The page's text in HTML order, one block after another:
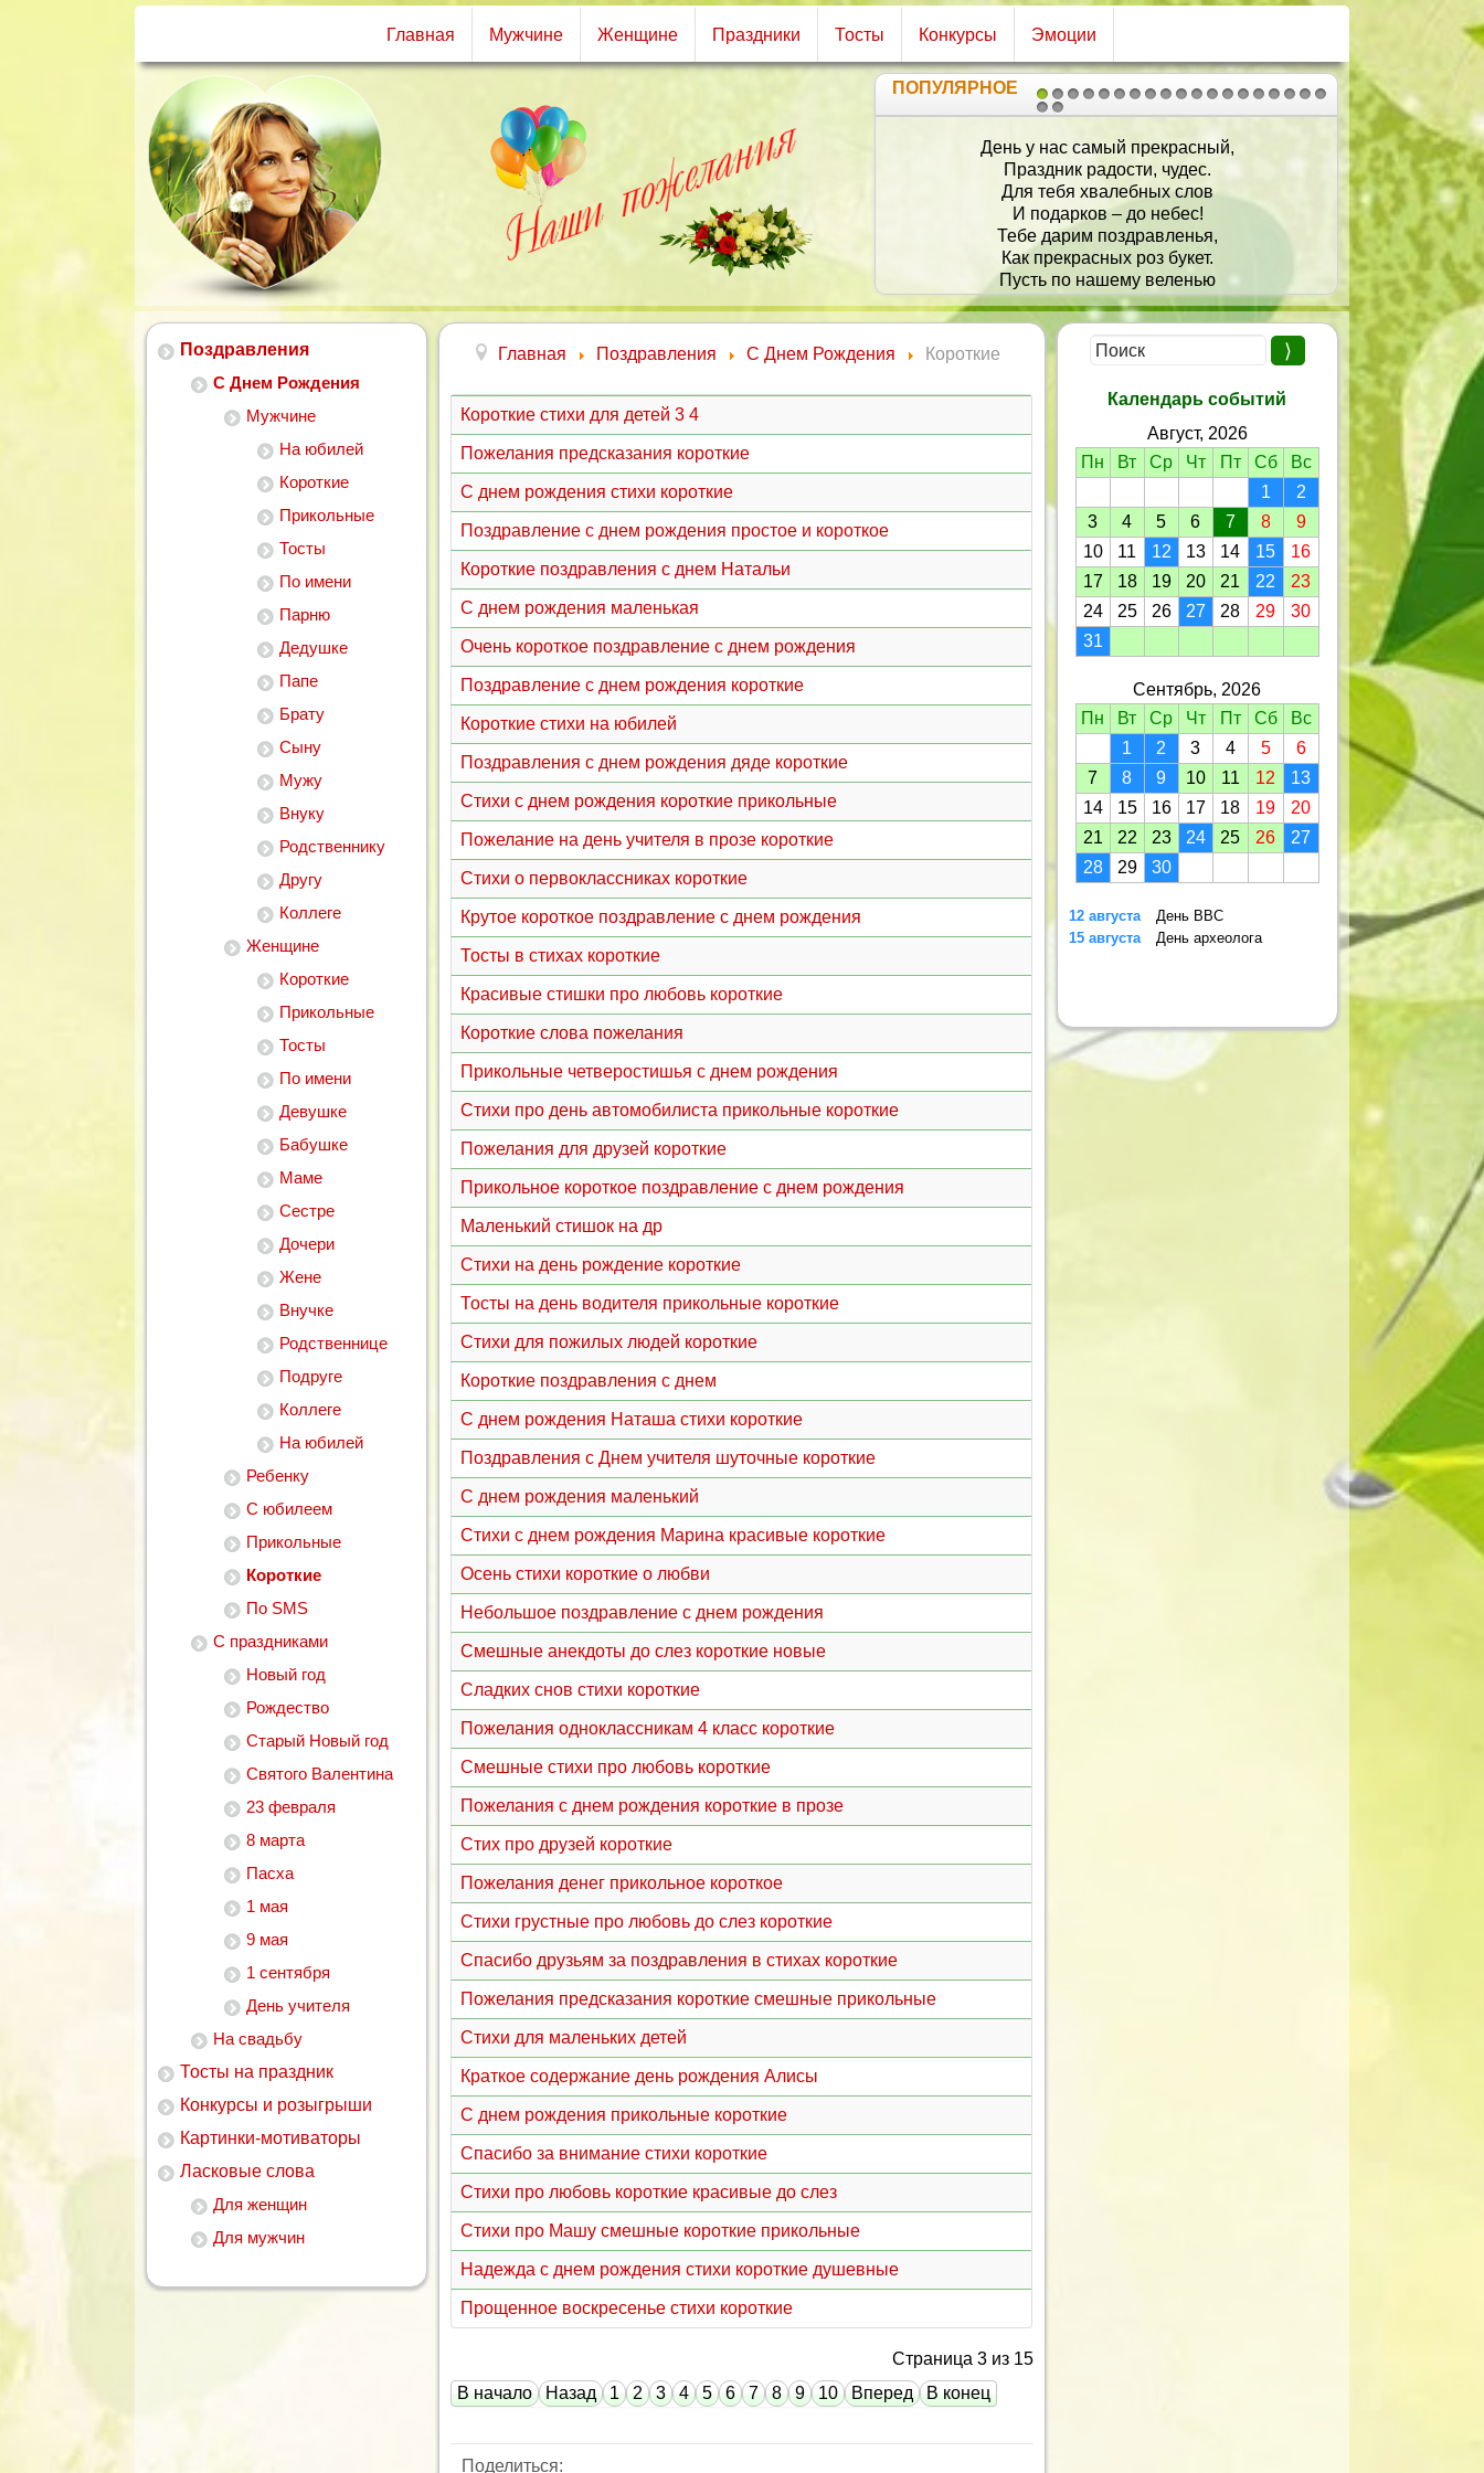
Главная Мужчине Женщине Праздники Тосты Конкурсы Эмоции
1 2
2021
ПОПУЛЯРНОЕ
День у нас самый прекрасный,
Праздник радости, чудес.
Для тебя хвалебных слов
И подарков – до небес!
Тебе дарим поздравленья,
Как прекрасных роз букет.
Пусть по нашему веленью
Радует тебя весь свет!
Пусть сбываются мечтанья,
Будут счастье и любовь!
Исполняются желанья
Сладко будоража кровь!
Пусть
Пусть
Пусть
Пусть
Поздравления
С Днем Рождения
Мужчине
На юбилей
Короткие
Прикольные
Тосты
По имени
Парню
Дедушке
Папе
Брату
Сыну
Мужу
Внуку
Родственнику
Другу
Коллеге
Женщине
Короткие
Прикольные
Тосты
По имени
Девушке
Бабушке
Маме
Сестре
Дочери
Жене
Внучке
Родственнице
Подруге
Коллеге
На юбилей
Ребенку
С юбилеем
Прикольные
Короткие
По SMS
С праздниками
Новый год
Рождество
Старый Новый год
Святого Валентина
23 февраля
8 марта
Пасха
1 мая
9 мая
1 сентября
День учителя
На свадьбу
Тосты на праздник
Конкурсы и розыгрыши
Картинки-мотиваторы
Ласковые слова
Для женщин
Для мужчин
Главная Поздравления С Днем Рождения Короткие
Короткие стихи для детей 3 4
Пожелания предсказания короткие
С днем рождения стихи короткие
Поздравление с днем рождения простое и короткое
Короткие поздравления с днем Натальи
С днем рождения маленькая
Очень короткое поздравление с днем рождения
Поздравление с днем рождения короткие
Короткие стихи на юбилей
Поздравления с днем рождения дяде короткие
Стихи с днем рождения короткие прикольные
Пожелание на день учителя в прозе короткие
Стихи о первоклассниках короткие
Крутое короткое поздравление с днем рождения
Тосты в стихах короткие
Красивые стишки про любовь короткие
Короткие слова пожелания
Прикольные четверостишья с днем рождения
Стихи про день автомобилиста прикольные короткие
Пожелания для друзей короткие
Прикольное короткое поздравление с днем рождения
Маленький стишок на др
Стихи на день рождение короткие
Тосты на день водителя прикольные короткие
Стихи для пожилых людей короткие
Короткие поздравления с днем
С днем рождения Наташа стихи короткие
Поздравления с Днем учителя шуточные короткие
С днем рождения маленький
Стихи с днем рождения Марина красивые короткие
Осень стихи короткие о любви
Небольшое поздравление с днем рождения
Смешные анекдоты до слез короткие новые
Сладких снов стихи короткие
Пожелания одноклассникам 4 класс короткие
Смешные стихи про любовь короткие
Пожелания с днем рождения короткие в прозе
Стих про друзей короткие
Пожелания денег прикольное короткое
Стихи грустные про любовь до слез короткие
Спасибо друзьям за поздравления в стихах короткие
Пожелания предсказания короткие смешные прикольные
Стихи для маленьких детей
Краткое содержание день рождения Алисы
С днем рождения прикольные короткие
Спасибо за внимание стихи короткие
Стихи про любовь короткие красивые до слез
Стихи про Машу смешные короткие прикольные
Надежда с днем рождения стихи короткие душевные
Прощенное воскресенье стихи короткие
Страница 3 из 15
В начало
Назад 1 2 3 4 5 6 7 8 9 10 Вперед В конец
Поделиться:
Календарь событий
Август, 2026
Пн
Вт Ср Чт Пт Сб
Вс
1
2
3
4 5 6 7 8
9
10
11 12 13 14 15
16
17
18 19 20 21 22
23
24
25 26 27 28 29
30
31
Сентябрь, 2026
Пн
Вт Ср Чт Пт Сб
Вс
1
2 3 4 5
6
7
8 9 10 11 12
13
14
15 16 17 18 19
20
21
22 23 24 25 26
27
28
29 30
12 августа
День ВВС
15 августа
День археолога